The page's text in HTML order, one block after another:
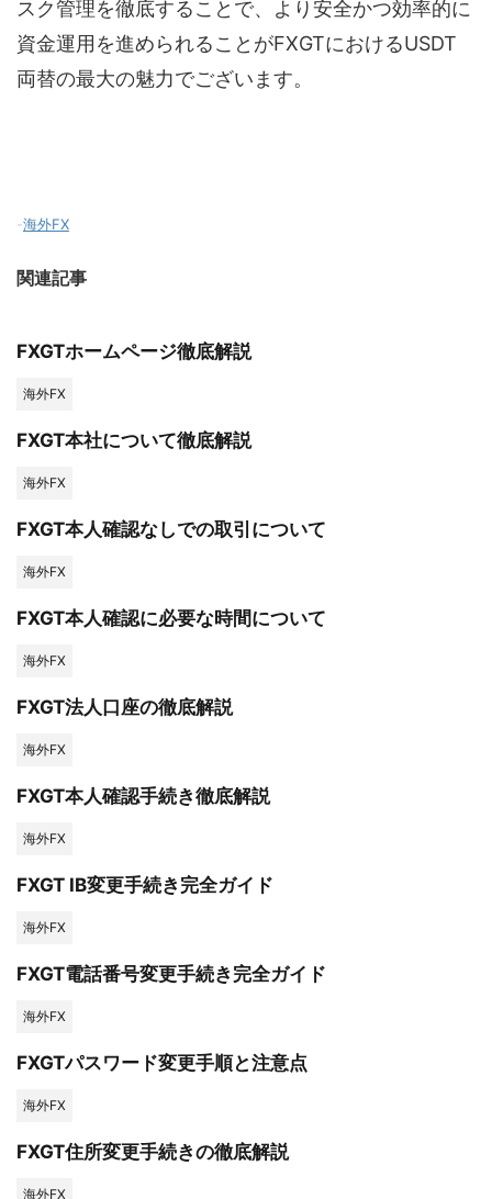
スク管理を徹底することで、より安全かつ効率的に
資金運用を進められることがFXGTにおけるUSDT
両替の最大の魅力でございます。
-海外FX
関連記事
FXGTホームページ徹底解説
海外FX
FXGT本社について徹底解説
海外FX
FXGT本人確認なしでの取引について
海外FX
FXGT本人確認に必要な時間について
海外FX
FXGT法人口座の徹底解説
海外FX
FXGT本人確認手続き徹底解説
海外FX
FXGT IB変更手続き完全ガイド
海外FX
FXGT電話番号変更手続き完全ガイド
海外FX
FXGTパスワード変更手順と注意点
海外FX
FXGT住所変更手続きの徹底解説
海外FX